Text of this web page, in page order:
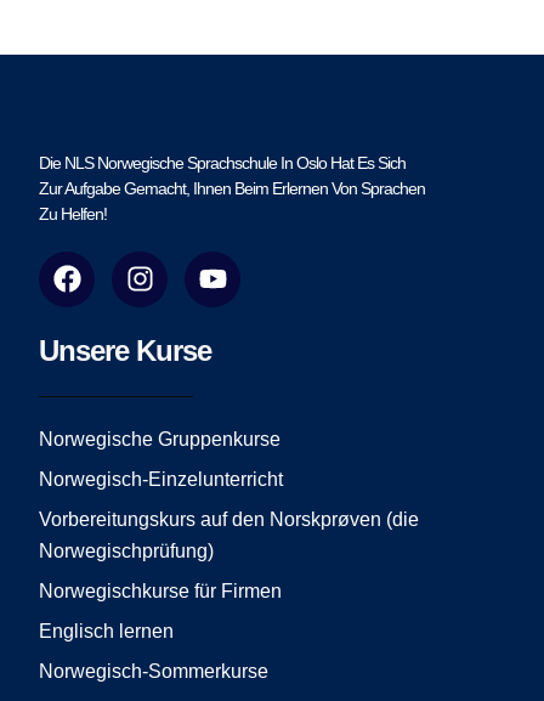
Die NLS Norwegische Sprachschule In Oslo Hat Es Sich
Zur Aufgabe Gemacht, Ihnen Beim Erlernen Von Sprachen
Zu Helfen!
F
a
e
o
o
I
n
t
g
r
m
Y
o
t
e
Unsere Kurse
Norwegische Gruppenkurse
Norwegisch-Einzelunterricht
Vorbereitungskurs auf den Norskprøven (die
Norwegischprüfung)
Norwegischkurse für Firmen
Englisch lernen
Norwegisch-Sommerkurse